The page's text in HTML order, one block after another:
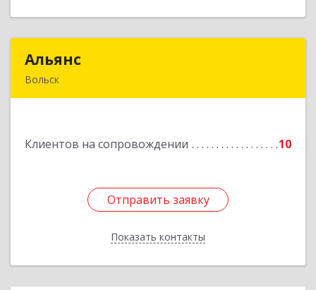
Альянс
Вольск
Клиентов на сопровождении 10
Отправить заявку
Показать контакты
Подробнее
Отправить заявку
Назад